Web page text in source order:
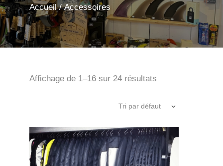
Accueil/ Accessoires
Affichage de 1–16 sur 24 résultats
Tri par défaut